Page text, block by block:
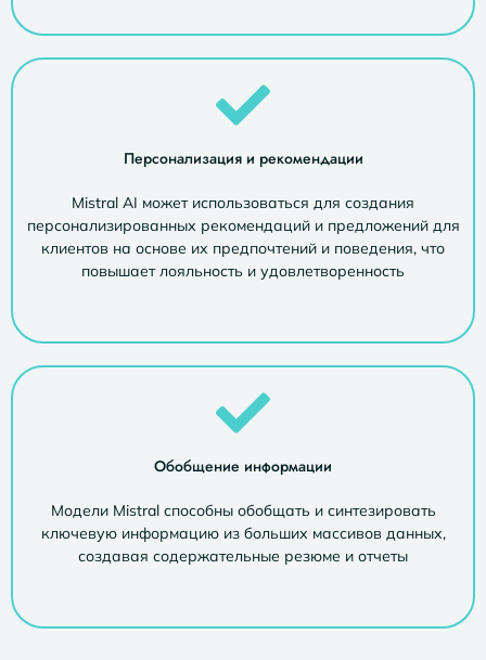
Персонализация и рекомендации
Mistral AI может использоваться для создания
персонализированных рекомендаций и предложений для
клиентов на основе их предпочтений и поведения, что
повышает лояльность и удовлетворенность
Обобщение информации
Модели Mistral способны обобщать и синтезировать
ключевую информацию из больших массивов данных,
создавая содержательные резюме и отчеты